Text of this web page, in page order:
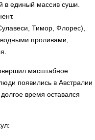
в единый массив суши.
Тимор, Флорес),
проливами,
масштабное
появились в Австралии
время оставался